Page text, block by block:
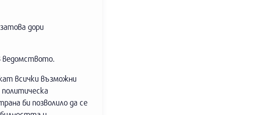
дори
ведомството.
всички възможни
политическа
би позволило да се